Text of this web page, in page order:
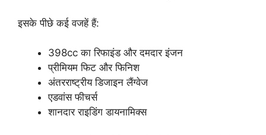
इसके पीछे कई वजहें हैं:
398cc का रिफाइंड और दमदार इंजन
प्रीमियम फिट और फिनिश
अंतरराष्ट्रीय डिजाइन लैंग्वेज
एडवांस फीचर्स
शानदार राइडिंग डायनामिक्स